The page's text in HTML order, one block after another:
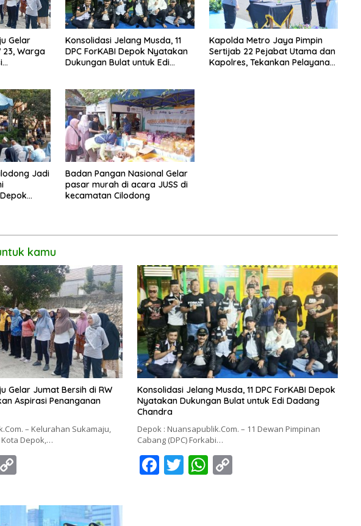
Gelar
23, Warga
Konsolidasi Jelang Musda, 11
DPC ForKABI Depok Nyatakan
Dukungan Bulat untuk Edi
Kapolda Metro Jaya Pimpin
Sertijab 22 Pejabat Utama dan
Kapolres, Tekankan Pelayanan
Jadi
Badan Pangan Nasional Gelar
pasar murah di acara JUSS di
kecamatan Cilodong
kamu
Gelar Jumat Bersih di RW
Aspirasi Penanganan
– Kelurahan Sukamaju,
Depok,…
p
Konsolidasi Jelang Musda, 11 DPC ForKABI Depok
Nyatakan Dukungan Bulat untuk Edi Dadang
Chandra
Depok : Nuansapublik.Com. – 11 Dewan Pimpinan
Cabang (DPC) Forkabi…
F T W C